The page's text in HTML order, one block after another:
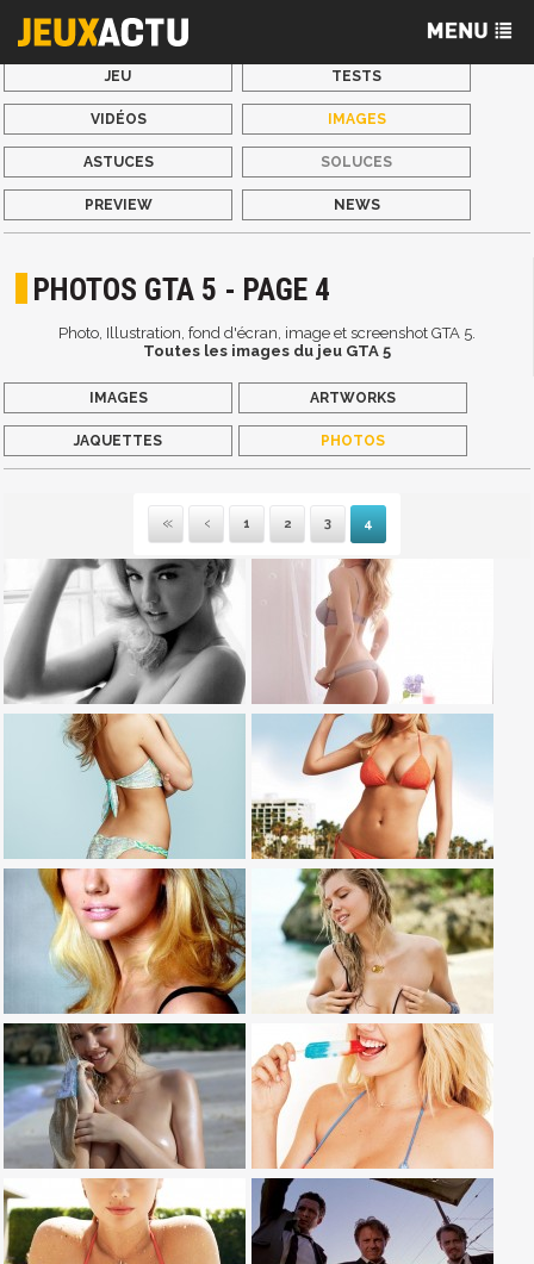
JEU TESTS
VIDÉOS IMAGES
ASTUCES SOLUCES
PREVIEW NEWS
PHOTOS GTA 5 - PAGE 4
Photo, Illustration, fond d'écran, image et screenshot GTA 5.
Toutes les images du jeu GTA 5
IMAGES ARTWORKS
JAQUETTES PHOTOS
Première
Précédente
1 2 3 4